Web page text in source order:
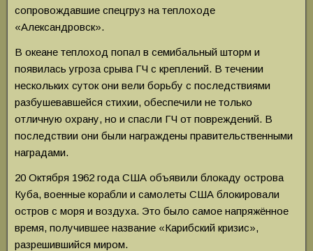
сопровождавшие спецгруз на теплоходе
«Александровск».
В океане теплоход попал в семибальный шторм и
появилась угроза срыва ГЧ с креплений. В течении
нескольких суток они вели борьбу с последствиями
разбушевавшейся стихии, обеспечили не только
отличную охрану, но и спасли ГЧ от повреждений. В
последствии они были награждены правительственными
наградами.
20 Октября 1962 года США объявили блокаду острова
Куба, военные корабли и самолеты США блокировали
остров с моря и воздуха. Это было самое напряжённое
время, получившее название «Карибский кризис»,
разрешившийся миром.